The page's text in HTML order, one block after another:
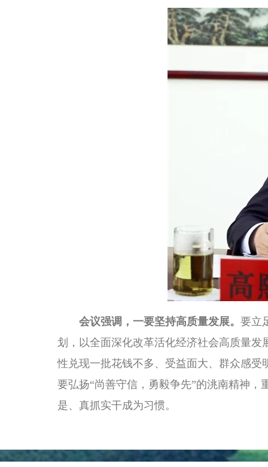
会议强调，一要坚持高质量发展。 要立
划，以全面深化改革活化经济社会高质量发
性兑现一批花钱不多、受益面大、群众感
要弘扬“尚善守信，勇毅争先”的洮南精神
是、真抓实干成为习惯。